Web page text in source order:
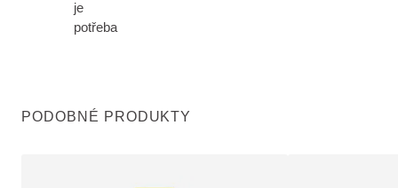
je
potřeba
PODOBNÉ PRODUKTY